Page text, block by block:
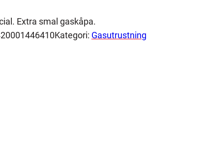
Extra smal gaskåpa.
Kategori: Gasutrustning